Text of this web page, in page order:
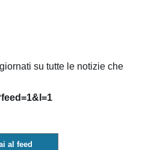
su tutte le notizie che
al feed